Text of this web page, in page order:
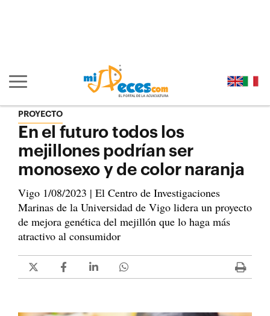
Mostrar/ocultar navegación principal
PROYECTO
En el futuro todos los
mejillones podrían ser
monosexo y de color naranja
Vigo 1/08/2023 | El Centro de Investigaciones
Marinas de la Universidad de Vigo lidera un proyecto
de mejora genética del mejillón que lo haga más
atractivo al consumidor